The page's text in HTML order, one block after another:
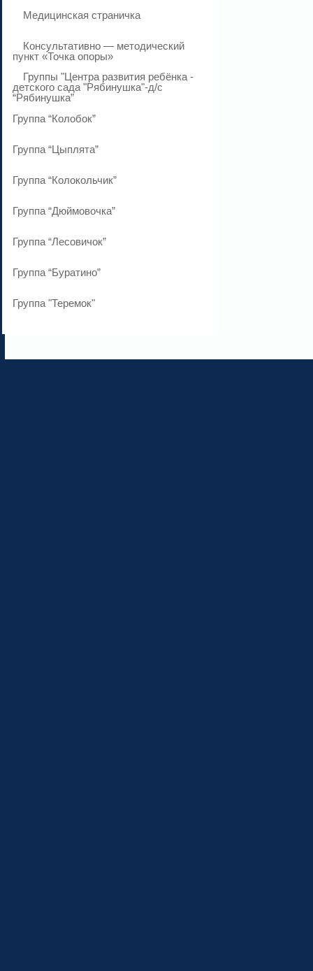
Медицинская страничка
Консультативно — методический
пункт «Точка опоры»
Группы "Центра развития ребёнка -
детского сада "Рябинушка"-д/с
“Рябинушка”
Группа “Колобок”
Группа “Цыплята”
Группа “Колокольчик”
Группа “Дюймовочка”
Группа “Лесовичок”
Группа “Буратино”
Группа "Теремок"